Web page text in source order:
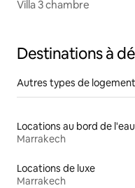
Villa 3 chambre
Destinations à
Autres types de
Locations au bord de l'eau
Marrakech
Locations de luxe
Marrakech